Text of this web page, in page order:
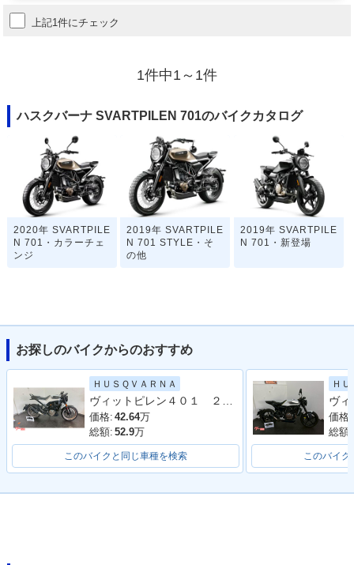
上記1件にチェック
1件中1～1件
ハスクバーナ SVARTPILEN 701のバイクカタログ
2020年 SVARTPILE
N 701・カラーチェ
ンジ
2019年 SVARTPILE
N 701 STYLE・そ
の他
2019年 SVARTPILE
N 701・新登場
お探しのバイクからのおすすめ
ＨＵＳＱＶＡＲＮＡ
価格: 42.64万
総額: 52.9万
このバイクと同じ車種を検索
Ｈ
価格:
総額:
このバイク